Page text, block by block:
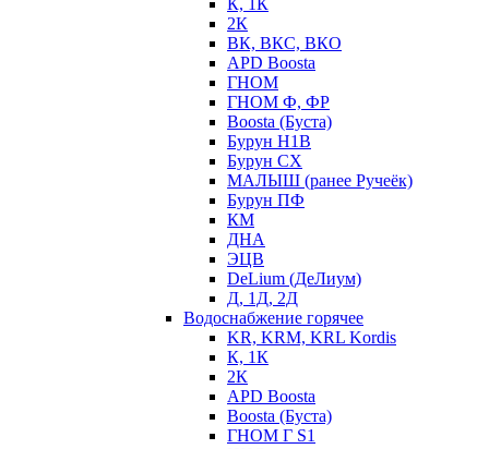
К, 1К
2К
ВК, ВКС, ВКО
APD Boosta
ГНОМ
ГНОМ Ф, ФР
Boosta (Буста)
Бурун Н1В
Бурун СХ
МАЛЫШ (ранее Ручеёк)
Бурун ПФ
КМ
ДНА
ЭЦВ
DeLium (ДеЛиум)
Д, 1Д, 2Д
Водоснабжение горячее
KR, KRM, KRL Kordis
К, 1К
2К
APD Boosta
Boosta (Буста)
ГНОМ Г S1